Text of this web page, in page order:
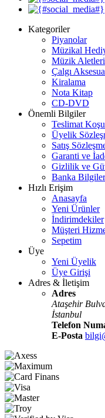
Kategoriler
Piyanolar
Müzikal
Müzik Aletleri
Çalgı
Kiralama
Nota Kitap
CD-DVD
Önemli Bilgiler
Teslimat
Üyelik
Satış
Garanti ve
Gizlilik ve
Banka
Hızlı Erişim
Anasayfa
Yeni Ürünler
İndirimdekiler
Müşteri
Sepetim
Üye
Yeni Üyelik
Üye Girişi
Adres & İletişim
Adres
Ataşehir
İstanbul
Telefon
E-Posta